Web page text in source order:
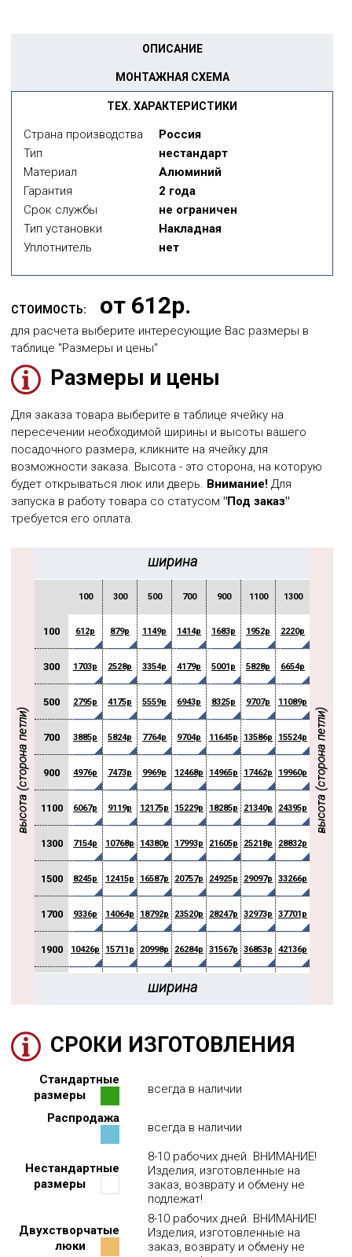
ТЕХ. ХАРАКТЕРИСТИКИ
ОПИСАНИЕ
МОНТАЖНАЯ СХЕМА
Страна производства
Россия
Тип
нестандарт
Материал
Алюминий
Гарантия
2 года
Срок службы
не ограничен
Тип установки
Накладная
Уплотнитель
нет
СТОИМОСТЬ: от 612р.
для расчета выберите интересующие Вас размеры в
таблице "Размеры и цены"
Размеры и цены
Для заказа товара выберите в таблице ячейку на
пересечении необходимой ширины и высоты вашего
посадочного размера, кликните на ячейку для
возможности заказа. Высота - это сторона, на которую
будет открываться люк или дверь. Внимание! Для
запуска в работу товара со статусом "Под заказ"
требуется его оплата.
ширина
высота (сторона петли)
100 300 500 700 900 1100 1300
100 612р 879р 1149р 1414р 1683р 1952р 2220р
300 1703р 2528р 3354р 4179р 5001р 5828р 6654р
500 2795р 4175р 5559р 6943р 8325р 9707р 11089р
700 3885р 5824р 7764р 9704р 11645р 13586р 15524р 17464р
900 4976р 7473р 9969р 12468р 14965р 17462р 19960р 22459р
1100 6067р 9119р 12175р 15229р 18285р 21340р 24395р 27450р
1300 7154р 10768р 14380р 17993р 21605р 25218р 28832р
1500 8245р 12415р 16587р 20757р 24925р 29097р 33266р
1700 9336р 14064р 18792р 23520р 28247р 32973р 37701р
1900 10426р 15711р 20998р 26284р 31567р 36853р 42136р
23203р 29046р
2500
2700 14790р 29818р 37334р 44849р
15880р 23953р 32026р 40098р 48171р
34231р 42862р 51490р 60121р 68750р 77377р
27251р 36434р 45623р
3500 19152р 28898р 38641р 48387р 58130р 67878р 77620р
высота (сторона петли)
ширина
СРОКИ ИЗГОТОВЛЕНИЯ
Стандартные
размеры
всегда в наличии
Распродажа
всегда в наличии
Нестандартные
размеры
8-10 рабочих дней. ВНИМАНИЕ!
Изделия, изготовленные на
заказ, возврату и обмену не
подлежат!
Двухстворчатые
люки
8-10 рабочих дней. ВНИМАНИЕ!
Изделия, изготовленные на
заказ, возврату и обмену не